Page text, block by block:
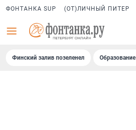
ФОНТАНКА SUP (ОТ)ЛИЧНЫЙ ПИТЕР
Финский залив позеленел